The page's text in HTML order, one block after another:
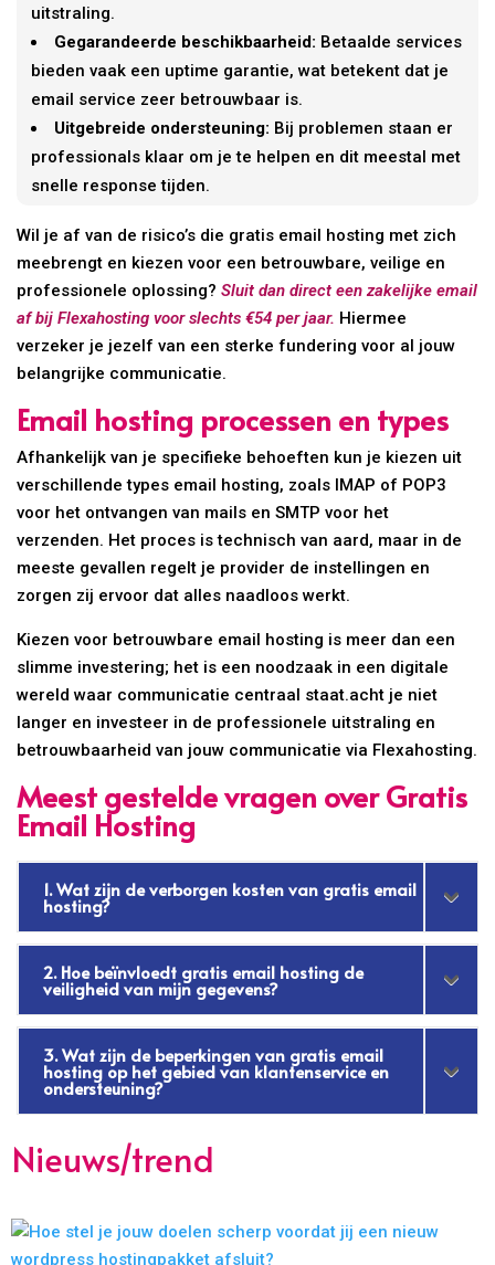
uitstraling.
Gegarandeerde beschikbaarheid: Betaalde services
bieden vaak een uptime garantie, wat betekent dat je
email service zeer betrouwbaar is.
Uitgebreide ondersteuning: Bij problemen staan er
professionals klaar om je te helpen en dit meestal met
snelle response tijden.
Wil je af van de risico’s die gratis email hosting met zich
meebrengt en kiezen voor een betrouwbare, veilige en
professionele oplossing?Sluit dan direct een zakelijke email
af bij Flexahosting voor slechts €54 per jaar. Hiermee
verzeker je jezelf van een sterke fundering voor al jouw
belangrijke communicatie.
Email hosting processen en types
Afhankelijk van je specifieke behoeften kun je kiezen uit
verschillende types email hosting, zoals IMAP of POP3
voor het ontvangen van mails en SMTP voor het
verzenden. Het proces is technisch van aard, maar in de
meeste gevallen regelt je provider de instellingen en
zorgen zij ervoor dat alles naadloos werkt.
Kiezen voor betrouwbare email hosting is meer dan een
slimme investering; het is een noodzaak in een digitale
wereld waar communicatie centraal staat.acht je niet
langer en investeer in de professionele uitstraling en
betrouwbaarheid van jouw communicatie via Flexahosting.
Meest gestelde vragen over Gratis
Email Hosting
1. Wat zijn de verborgen kosten van gratis email
hosting?
2. Hoe beïnvloedt gratis email hosting de
veiligheid van mijn gegevens?
3. Wat zijn de beperkingen van gratis email
hosting op het gebied van klantenservice en
ondersteuning?
Nieuws/trend